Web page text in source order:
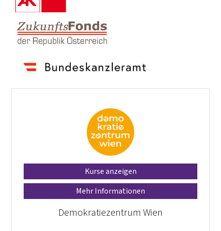
Kurse anzeigen
Mehr Informationen
Demokratiezentrum Wien